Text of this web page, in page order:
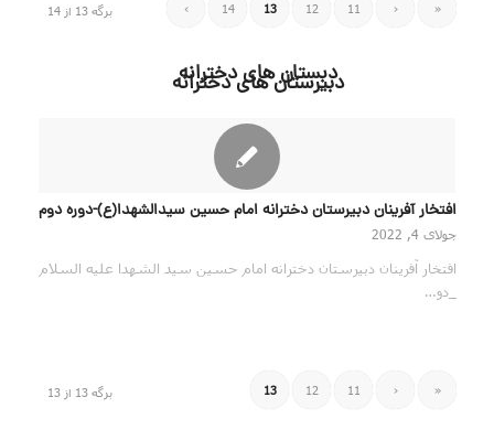
برگه 13 از 14 «
‹
11
12
13
14
›
دبستان های دخترانه
دبیرستان های دخترانه
افتخار آفرینان دبیرستان دخترانه امام حسین سیدالشهدا(ع)-دوره دوم
جولای 4, 2022
افتخار آفرینان دبیرستان دخترانه امام حسین سید الشهدا علیه السلام
_دو…
برگه 13 از 13 «
‹
11
12
13